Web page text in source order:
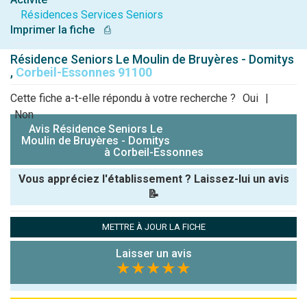
Résidences Services Seniors
Imprimer la fiche
⎙
Résidence Seniors Le Moulin de Bruyères - Domitys
, Corbeil-Essonnes 91100
Cette fiche a-t-elle répondu à votre recherche ? Oui |
Non
Avis Résidence Seniors Le
Moulin de Bruyères - Domitys
à Corbeil-Essonnes
Vous appréciez l'établissement ? Laissez-lui un avis
📝
Note que vous souhaitez attribuer :
Antispam -
METTRE À JOUR LA FICHE
Laisser un avis
★★★★★